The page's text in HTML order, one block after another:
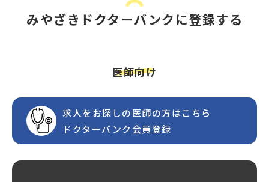
みやざきドクターバンクに登録する
医師向け
求人をお探しの医師の方はこちら
ドクターバンク会員登録